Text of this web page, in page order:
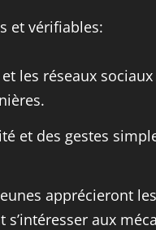
et vérifiables:
les réseaux
et des gestes
apprécieront
aux